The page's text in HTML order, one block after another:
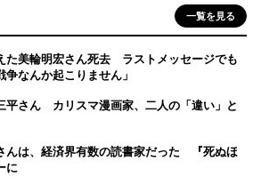
一覧を見る
た美輪明宏さん死去 ラストメッセージでも
なんか起こりません」
平さん カリスマ漫画家、二人の「違い」と
んは、経済界有数の読書家だった 『死ぬほ
に